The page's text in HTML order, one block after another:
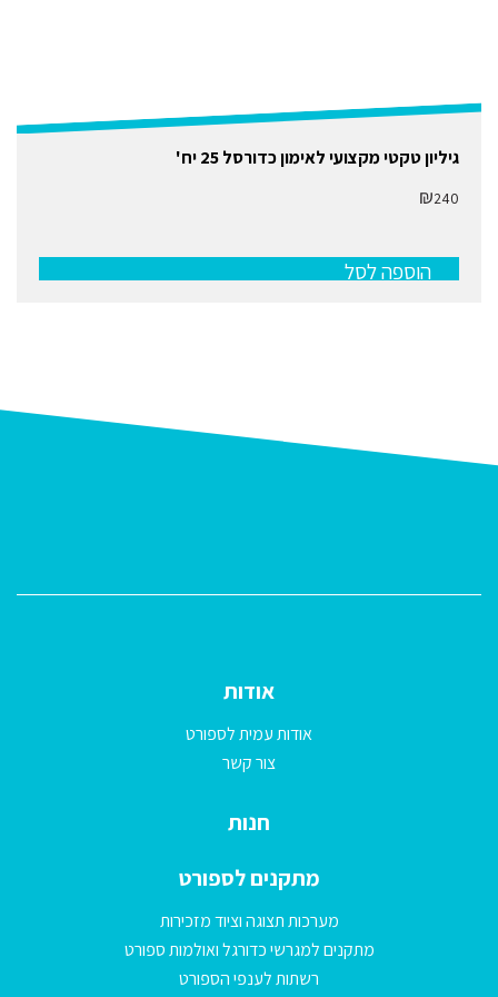
גיליון טקטי מקצועי לאימון כדורסל 25 יח'
₪240
הוספה לסל
אודות
אודות עמית לספורט
צור קשר
חנות
מתקנים לספורט
מערכות תצוגה וציוד מזכירות
מתקנים למגרשי כדורגל ואולמות ספורט
רשתות לענפי הספורט